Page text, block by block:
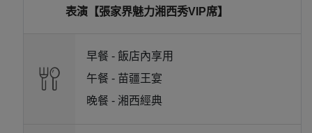
表演【張家界魅力湘西秀VIP席】
早餐 - 飯店內享用
午餐 - 苗疆王宴
晚餐 - 湘西經典